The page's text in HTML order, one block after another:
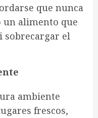
que nunca
un alimento que
sobrecargar el
ambiente
frescos,